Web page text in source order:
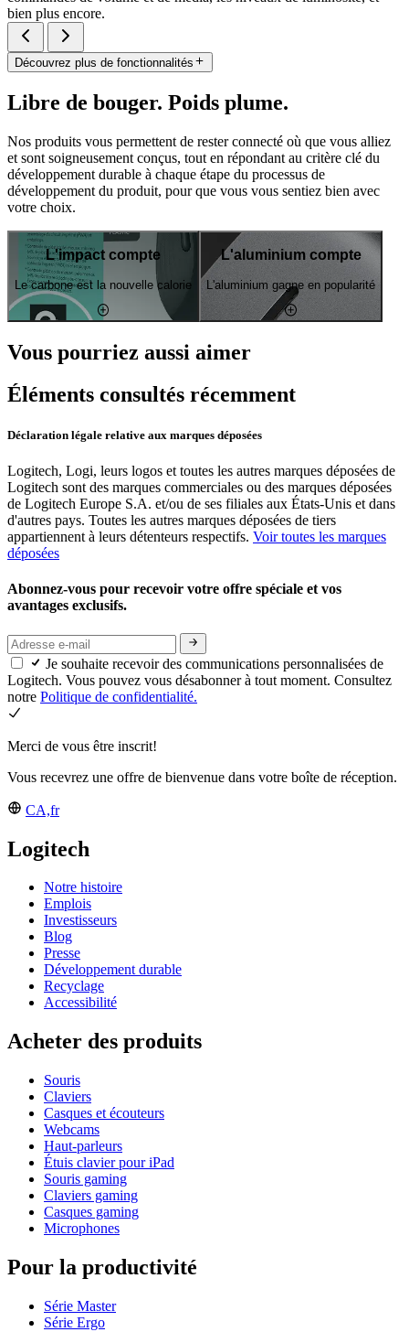
bien plus encore.
Découvrez plus de fonctionnalités
Libre de bouger. Poids plume.
Nos produits vous permettent de rester connecté où que vous alliez
et sont soigneusement conçus, tout en répondant au critère clé du
développement durable à chaque étape du processus de
développement du produit, pour que vous vous sentiez bien avec
votre choix.
L'impact compte
Le carbone est la nouvelle calorie
L'aluminium compte
L'aluminium gagne en popularité
Vous pourriez aussi aimer
Éléments consultés récemment
Déclaration légale relative aux marques déposées
Logitech, Logi, leurs logos et toutes les autres marques déposées de
Logitech sont des marques commerciales ou des marques déposées
de Logitech Europe S.A. et/ou de ses filiales aux États-Unis et dans
d'autres pays. Toutes les autres marques déposées de tiers
appartiennent à leurs détenteurs respectifs. Voir toutes les marques
déposées
Abonnez-vous pour recevoir votre offre spéciale et vos
avantages exclusifs.
Je souhaite recevoir des communications personnalisées de
Logitech. Vous pouvez vous désabonner à tout moment. Consultez
notre Politique de confidentialité.
Merci de vous être inscrit!
Vous recevrez une offre de bienvenue dans votre boîte de réception.
CA,fr
Logitech
Notre histoire
Emplois
Investisseurs
Blog
Presse
Développement durable
Recyclage
Accessibilité
Acheter des produits
Souris
Claviers
Casques et écouteurs
Webcams
Haut-parleurs
Étuis clavier pour iPad
Souris gaming
Claviers gaming
Casques gaming
Microphones
Pour la productivité
Série Master
Série Ergo